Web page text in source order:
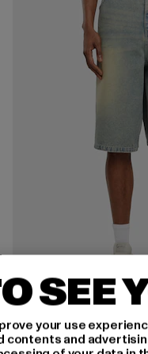
KARL KANI
SEE
your use
and